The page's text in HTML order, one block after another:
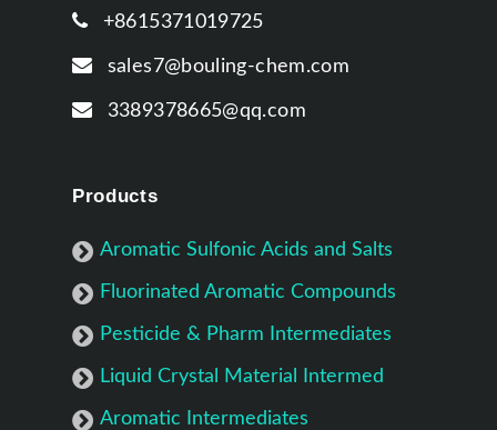
+8615371019725
sales7@bouling-chem.com
3389378665@qq.com
Products
Aromatic Sulfonic Acids and Salts
Fluorinated Aromatic Compounds
Pesticide & Pharm Intermediates
Liquid Crystal Material Intermed
Aromatic Intermediates